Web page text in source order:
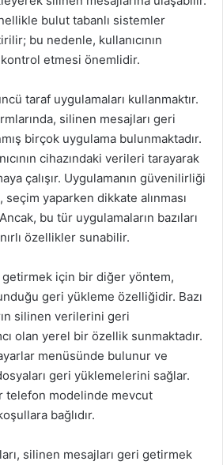
bulut tabanlı sistemler
bu nedenle, kullanıcının
kontrol etmesi önemlidir.
taraf uygulamaları kullanmaktır.
silinen mesajları geri
birçok uygulama bulunmaktadır.
cihazındaki verileri tarayarak
çalışır. Uygulamanın güvenilirliği
seçim yaparken dikkate alınması
bu tür uygulamaların bazıları
özellikler sunabilir.
getirmek için bir diğer yöntem,
geri yükleme özelliğidir. Bazı
silinen verilerini geri
olan yerel bir özellik sunmaktadır.
menüsünde bulunur ve
geri yüklemelerini sağlar.
telefon modelinde mevcut
bağlıdır.
silinen mesajları geri getirmek